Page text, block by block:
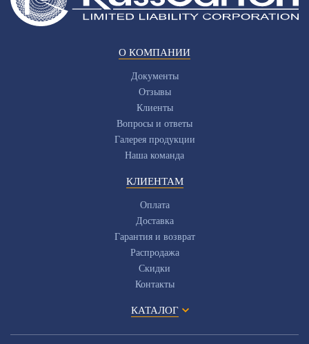
О КОМПАНИИ
Документы
Отзывы
Клиенты
Вопросы и ответы
Галерея продукции
Наша команда
КЛИЕНТАМ
Оплата
Доставка
Гарантия и возврат
Распродажа
Скидки
Контакты
КАТАЛОГ